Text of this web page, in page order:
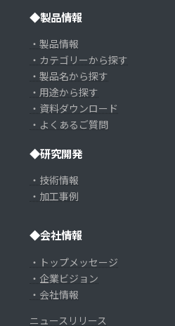
◆製品情報
・製品情報
・カテゴリーから探す
・製品名から探す
・用途から探す
・資料ダウンロード
・よくあるご質問
◆研究開発
・技術情報
・加工事例
◆会社情報
・トップメッセージ
・企業ビジョン
・会社情報
ニュースリリース